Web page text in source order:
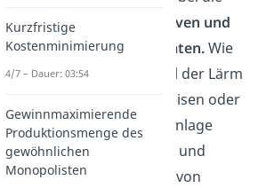
Bewertung von
positiven und
negativen Externalitäten.Wie
lässt sich zum Beispiel der Lärm
einer Autobahn bepreisen oder
wie viel ist eine Grünanlage
wert? Die Beurteilung und
damit die Bepreisung von
Kurzfristige
Kostenminimierung
4/7 – Dauer: 03:54
Gewinnmaximierende
Produktionsmenge des
gewöhnlichen
Monopolisten